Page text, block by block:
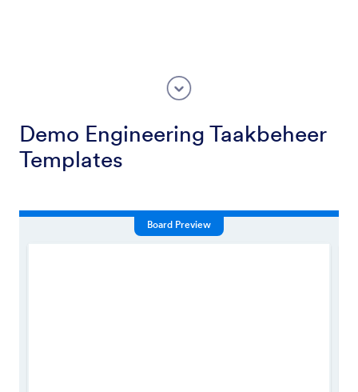
Demo Engineering Taakbeheer
Templates